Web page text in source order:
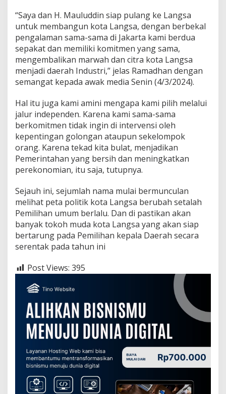
“Saya dan H. Mauluddin siap pulang ke Langsa
untuk membangun kota Langsa, dengan berbekal
pengalaman sama-sama di Jakarta kami berdua
sepakat dan memiliki komitmen yang sama,
mengembalikan marwah dan citra kota Langsa
menjadi daerah Industri,” jelas Ramadhan dengan
semangat kepada awak media Senin (4/3/2024).
Hal itu juga kami amini mengapa kami pilih melalui
jalur independen. Karena kami sama-sama
berkomitmen tidak ingin di intervensi oleh
kepentingan golongan ataupun sekelompok
orang. Karena tekad kita bulat, menjadikan
Pemerintahan yang bersih dan meningkatkan
perekonomian, itu saja, tutupnya.
Sejauh ini, sejumlah nama mulai bermunculan
melihat peta politik kota Langsa berubah setalah
Pemilihan umum berlalu. Dan di pastikan akan
banyak tokoh muda kota Langsa yang akan siap
bertarung pada Pemilihan kepala Daerah secara
serentak pada tahun ini
Post Views: 395